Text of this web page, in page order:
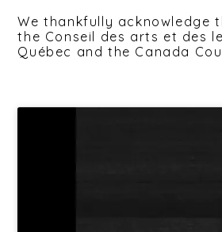
We thankfully acknowledge
the Conseil des arts et des
Québec and the Canada